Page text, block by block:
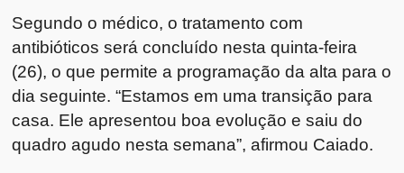
Segundo o médico, o tratamento com
antibióticos será concluído nesta quinta-feira
(26), o que permite a programação da alta para o
dia seguinte. “Estamos em uma transição para
casa. Ele apresentou boa evolução e saiu do
quadro agudo nesta semana”, afirmou Caiado.